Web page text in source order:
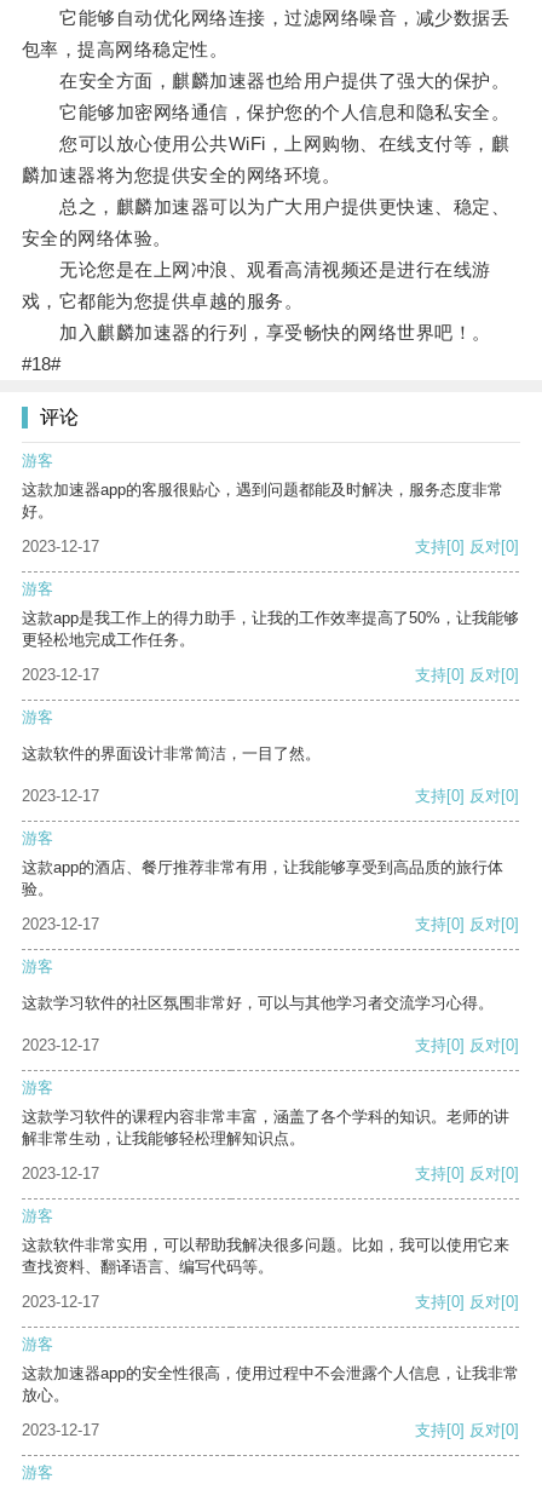
它能够自动优化网络连接，过滤网络噪音，减少数据丢
包率，提高网络稳定性。
在安全方面，麒麟加速器也给用户提供了强大的保护。
它能够加密网络通信，保护您的个人信息和隐私安全。
您可以放心使用公共WiFi，上网购物、在线支付等，麒
麟加速器将为您提供安全的网络环境。
总之，麒麟加速器可以为广大用户提供更快速、稳定、
安全的网络体验。
无论您是在上网冲浪、观看高清视频还是进行在线游
戏，它都能为您提供卓越的服务。
加入麒麟加速器的行列，享受畅快的网络世界吧！。
#18#
评论
游客
这款加速器app的客服很贴心，遇到问题都能及时解决，服务态度非常
好。
2023-12-17
支持[0] 反对[0]
游客
这款app是我工作上的得力助手，让我的工作效率提高了50%，让我能够
更轻松地完成工作任务。
2023-12-17
支持[0] 反对[0]
游客
这款软件的界面设计非常简洁，一目了然。
2023-12-17 支持[0] 反对[0]
游客
这款app的酒店、餐厅推荐非常有用，让我能够享受到高品质的旅行体
验。
2023-12-17
支持[0] 反对[0]
游客
这款学习软件的社区氛围非常好，可以与其他学习者交流学习心得。
2023-12-17 支持[0] 反对[0]
游客
这款学习软件的课程内容非常丰富，涵盖了各个学科的知识。老师的讲
解非常生动，让我能够轻松理解知识点。
2023-12-17
支持[0] 反对[0]
游客
这款软件非常实用，可以帮助我解决很多问题。比如，我可以使用它来
查找资料、翻译语言、编写代码等。
2023-12-17
支持[0] 反对[0]
游客
这款加速器app的安全性很高，使用过程中不会泄露个人信息，让我非常
放心。
2023-12-17
支持[0] 反对[0]
游客